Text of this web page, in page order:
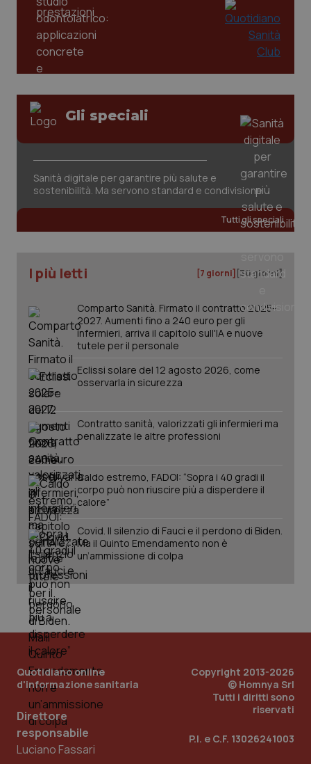
Gli speciali
Sanità digitale per garantire più salute e
sostenibilità. Ma servono standard e condivisione
Tutti gli speciali
I più letti [7 giorni] [30 giorni]
Comparto Sanità. Firmato il contratto 2025-
2027. Aumenti fino a 240 euro per gli
infermieri, arriva il capitolo sull'IA e nuove
tutele per il personale
Eclissi solare del 12 agosto 2026, come
osservarla in sicurezza
Contratto sanità, valorizzati gli infermieri ma
penalizzate le altre professioni
Caldo estremo, FADOI: “Sopra i 40 gradi il
corpo può non riuscire più a disperdere il
calore”
Covid. Il silenzio di Fauci e il perdono di Biden.
Ma il Quinto Emendamento non è
un’ammissione di colpa
Quotidiano online
d'informazione sanitaria
Direttore
responsabile
Luciano Fassari
Copyright 2013-2026
© Homnya Srl
Tutti i diritti sono
riservati
P.I. e C.F. 13026241003
.quotidianosanita.it
mese
PHP.net
www.quotidianosanita.it
_ga_KM60CM4NPH .quotidianosanita.it
1
mese